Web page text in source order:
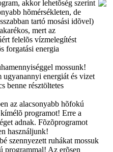
akkor lehetõség szerint
hõmérsékleten, de
tartó mosási idõvel)
mert az
felelõs vízmelegítést
forgatási energia
mossunk!
energiát és vizet
benne résztöltetes
az alacsonyabb hõfokú
programot! Erre a
adnak. Fõzõprogramot
használjunk!
szennyezett ruhákat mossuk
programmal! Az erõsen